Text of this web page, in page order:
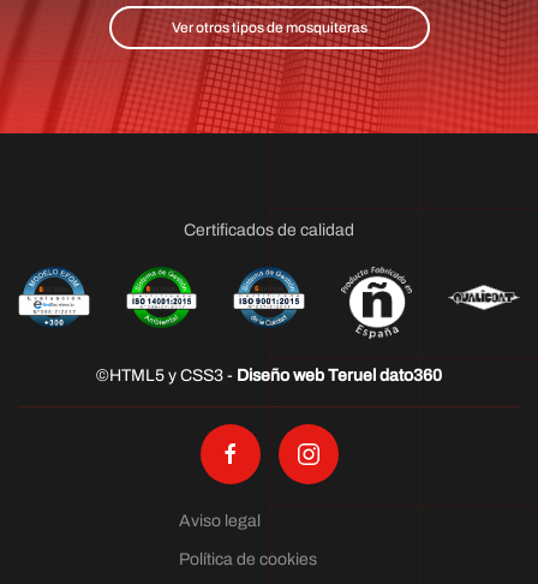
Ver otros tipos de mosquiteras
Certificados de calidad
©HTML5 y CSS3 - Diseño web Teruel dato360
Aviso legal
Política de cookies